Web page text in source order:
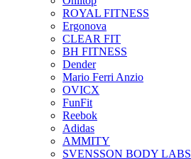
ROYAL FITNESS
Ergonova
CLEAR FIT
BH FITNESS
Dender
Mario Ferri Anzio
OVICX
FunFit
Reebok
Adidas
AMMITY
SVENSSON BODY LABS